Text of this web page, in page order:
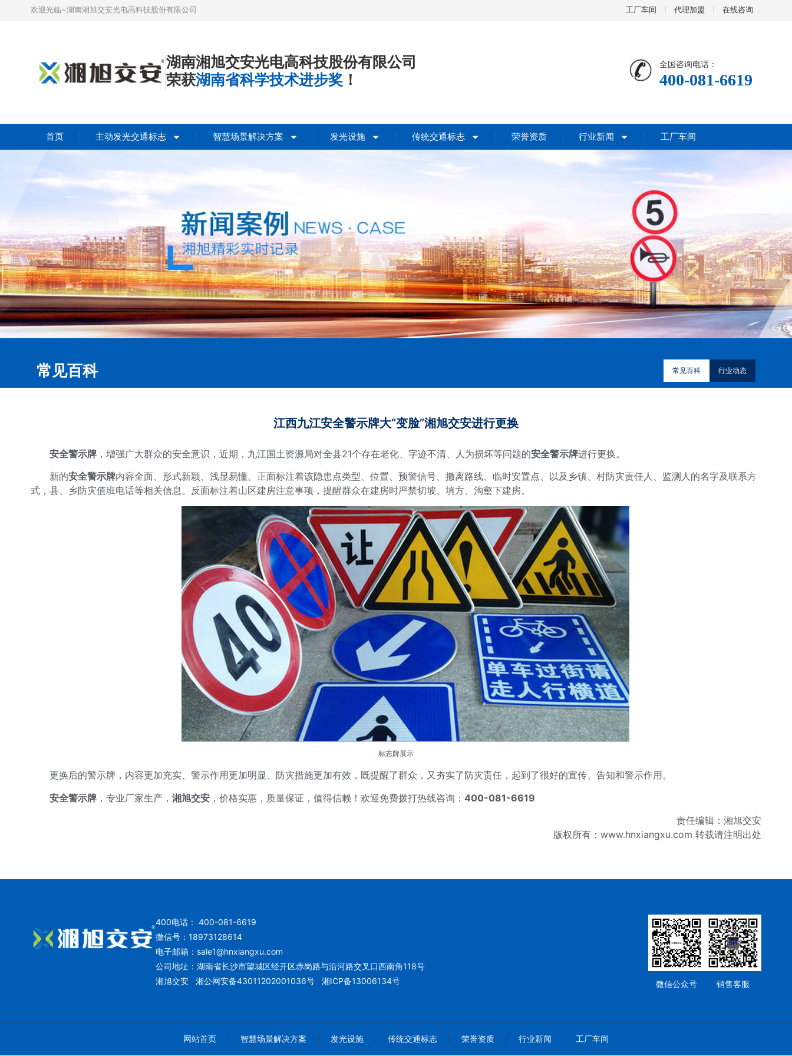
欢迎光临~湖南湘旭交安光电高科技股份有限公司 工厂车间 代理加盟 在线咨询
湖南湘旭交安光电高科技股份有限公司
荣获湖南省科学技术进步奖 ！
全国咨询电话：
400-081-6619
首页 主动发光交通标志 智慧场景解决方案 发光设施 传统交通标志 荣誉资质 行业新闻 工厂车间
常见百科 常见百科 行业动态
江西九江安全警示牌大“变脸”湘旭交安进行更换
安全警示牌 ，增强广大群众的安全意识，近期，九江国土资源局对全县21个存在老化、字迹不清、人为损坏等问题的安全警示牌进行更换。
新的安全警示牌内容全面、形式新颖、浅显易懂。正面标注着该隐患点类型、位置、预警信号、撤离路线、临时安置点、以及乡镇、村防灾责任人、监测人的名字及联系方
式，县、乡防灾值班电话等相关信息。反面标注着山区建房注意事项，提醒群众在建房时严禁切坡、填方、沟壑下建房。
标志牌展示
更换后的警示牌，内容更加充实、警示作用更加明显、防灾措施更加有效，既提醒了群众，又夯实了防灾责任，起到了很好的宣传、告知和警示作用。
安全警示牌 ，专业厂家生产， 湘旭交安 ，价格实惠，质量保证，值得信赖！欢迎免费拨打热线咨询： 400-081-6619
责任编辑：湘旭交安
版权所有：www.hnxiangxu.com 转载请注明出处
400电话： 400-081-6619
微信号：18973128614
电子邮箱： sale1@hnxiangxu.com
公司地址：湖南省长沙市望城区经开区赤岗路与沿河路交叉口西南角118号
湘旭交安 湘公网安备43011202001036号 湘ICP备13006134号 微信公众号 销售客服
网站首页 智慧场景解决方案 发光设施 传统交通标志 荣誉资质 行业新闻 工厂车间